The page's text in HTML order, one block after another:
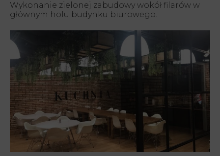
Wykonanie zielonej zabudowy wokół filarów w
głównym holu budynku biurowego.